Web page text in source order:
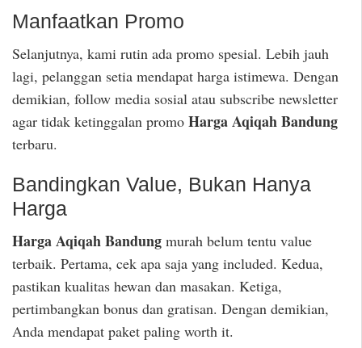
Manfaatkan Promo
Selanjutnya, kami rutin ada promo spesial. Lebih jauh
lagi, pelanggan setia mendapat harga istimewa. Dengan
demikian, follow media sosial atau subscribe newsletter
agar tidak ketinggalan promo Harga Aqiqah Bandung
terbaru.
Bandingkan Value, Bukan Hanya
Harga
Harga Aqiqah Bandung murah belum tentu value
terbaik. Pertama, cek apa saja yang included. Kedua,
pastikan kualitas hewan dan masakan. Ketiga,
pertimbangkan bonus dan gratisan. Dengan demikian,
Anda mendapat paket paling worth it.